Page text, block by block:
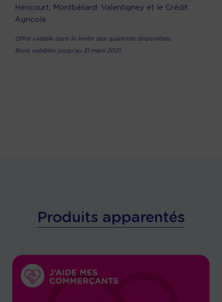
Héricourt, Montbéliard, Valentigney et le Crédit
Agricole.
Offre valable dans la limite des quantités disponibles.
Bons valables jusqu’au 31 mars 2021.
Produits apparentés